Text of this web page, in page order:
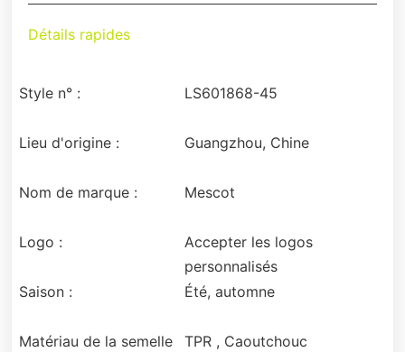
Détails rapides
Style n° : LS601868-45
Lieu d'origine : Guangzhou, Chine
Nom de marque : Mescot
Logo :
Accepter les logos
personnalisés
Saison :
Été, automne
Matériau de la semelle
TPR , Caoutchouc